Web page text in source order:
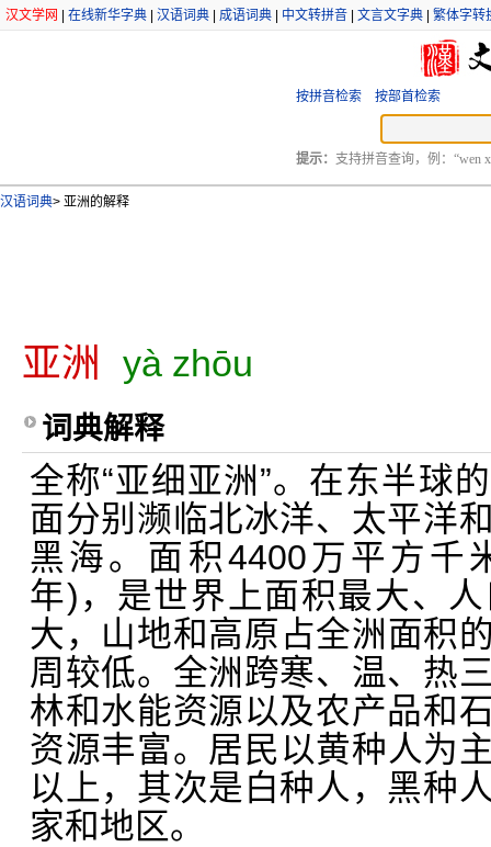
汉文学网 在线新华字典 汉语词典 成语词典 中文转拼音 文言文字典 繁体字转
按拼音检索 按部首检索
提示： 支持拼音查询，例：“wen
汉语词典> 亚洲的解释
亚洲 yà zhōu
词典解释
全称“亚细亚洲”。在东半球
面分别濒临北冰洋、太平洋
黑海。面积4400万平方千
年)，是世界上面积最大、
大，山地和高原占全洲面积
周较低。全洲跨寒、温、热
林和水能资源以及农产品和
资源丰富。居民以黄种人为
以上，其次是白种人，黑种
家和地区。